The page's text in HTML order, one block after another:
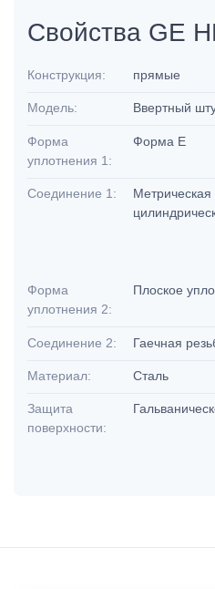
Свойства GE
Конструкция: прямые
Модель: Ввертный
Форма
уплотнения 1:
Форма E
Соединение 1:
Метрическая
Форма
уплотнения 2:
Плоское
Соединение 2: Гаечная
Материал: Сталь
Защита
поверхности: